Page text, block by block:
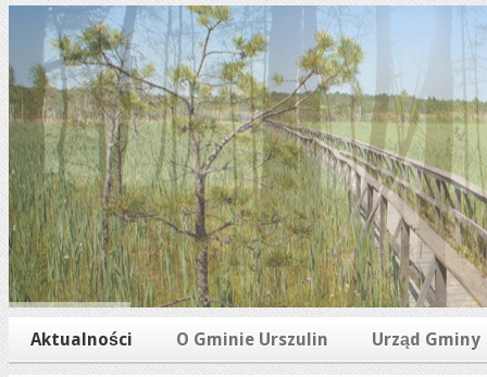
Aktualności O Gminie Urszulin Urząd Gminy